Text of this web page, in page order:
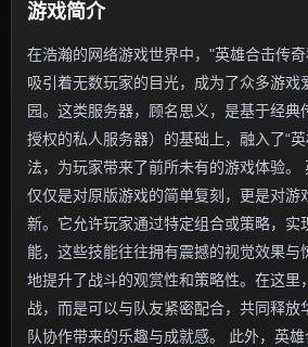
游戏简介
在浩瀚的网络游戏世界中，"英雄合击传
吸引着无数玩家的目光，成为了众多游戏
园。这类服务器，顾名思义，是基于经典
授权的私人服务器）的基础上，融入了“
法，为玩家带来了前所未有的游戏体验。
仅仅是对原版游戏的简单复刻，更是对游
新。它允许玩家通过特定组合或策略，实
能，这些技能往往拥有震撼的视觉效果与
地提升了战斗的观赏性和策略性。在这里
战，而是可以与队友紧密配合，共同释放
队协作带来的乐趣与成就感。 此外，英